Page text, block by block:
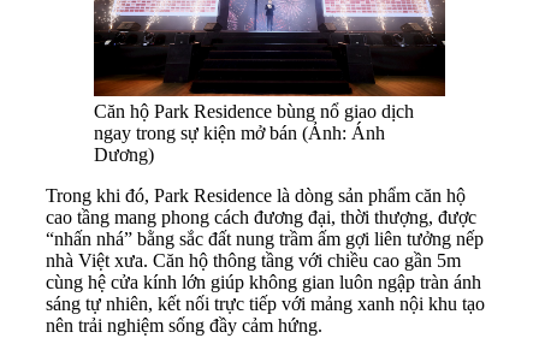
Căn hộ Park Residence bùng nổ giao dịch
ngay trong sự kiện mở bán (Ảnh: Ánh
Dương)
Trong khi đó, Park Residence là dòng sản phẩm căn hộ
cao tầng mang phong cách đương đại, thời thượng, được
“nhấn nhá” bằng sắc đất nung trầm ấm gợi liên tưởng nếp
nhà Việt xưa. Căn hộ thông tầng với chiều cao gần 5m
cùng hệ cửa kính lớn giúp không gian luôn ngập tràn ánh
sáng tự nhiên, kết nối trực tiếp với mảng xanh nội khu tạo
nên trải nghiệm sống đầy cảm hứng.